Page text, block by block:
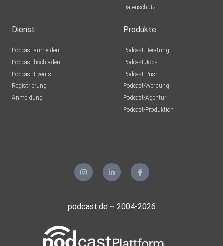
Das Zine zur heutigen Folge kannst du hier herunterladen.
zines.fm erscheint jeden 1. und 15. des Monats.
Datenschutz
Dienst
Podcast anmelden
Podcast hochladen
Podcast-Events
Registrierung
Anmeldung
Produkte
Podcast-Beratung
Podcast-Jobs
Podcast-Push
Podcast-Werbung
Podcast-Agentur
Podcast-Produktion
podcast.de ~ 2004-2026